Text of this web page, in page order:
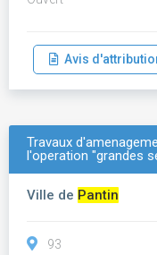
Avis
Travaux
l'operation "grandes
Ville de Pantin
93